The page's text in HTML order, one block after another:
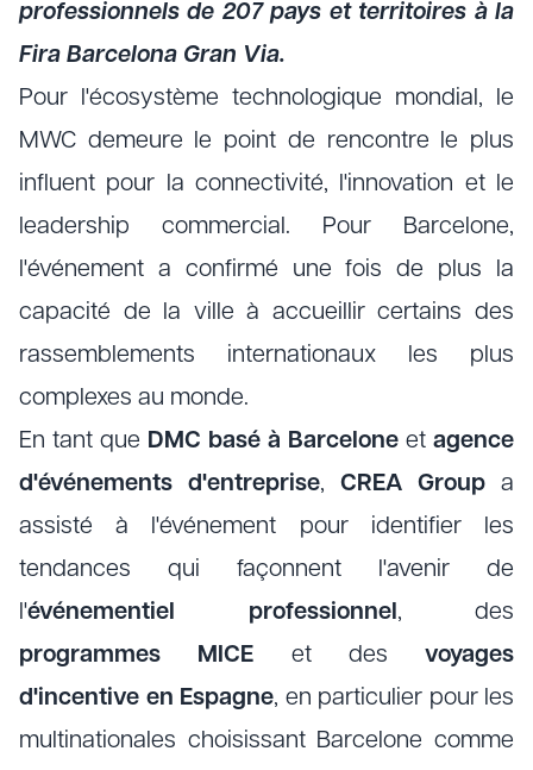
professionnels de 207 pays et territoires à la
Fira Barcelona Gran Via.
Pour l'écosystème technologique mondial, le
MWC demeure le point de rencontre le plus
influent pour la connectivité, l'innovation et le
leadership commercial. Pour Barcelone,
l'événement a confirmé une fois de plus la
capacité de la ville à accueillir certains des
rassemblements internationaux les plus
complexes au monde.
En tant que DMC basé à Barcelone et agence
d'événements d'entreprise, CREA Group a
assisté à l'événement pour identifier les
tendances qui façonnent l'avenir de
l'événementiel professionnel, des
programmes MICE et des voyages
d'incentive en Espagne, en particulier pour les
multinationales choisissant Barcelone comme